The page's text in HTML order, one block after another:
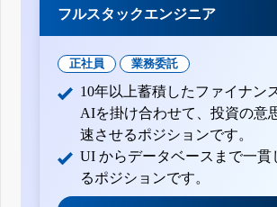
フルスタックエンジニア
正社員 業務委託
10年以上蓄積したファイナン
AIを掛け合わせて、投資の意
速させるポジションです。
UI からデータベースまで一貫
るポジションです。